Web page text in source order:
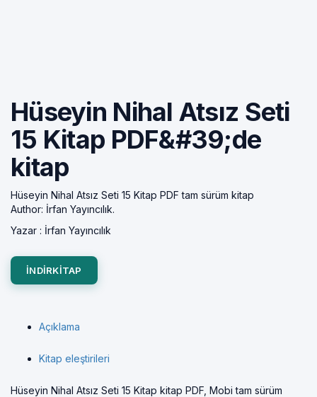
Hüseyin Nihal Atsız Seti
15 Kitap PDF&#39;de
kitap
Hüseyin Nihal Atsız Seti 15 Kitap PDF tam sürüm kitap
Author: İrfan Yayıncılık.
Yazar : İrfan Yayıncılık
INDIRKITAP
Açıklama
Kitap eleştirileri
Hüseyin Nihal Atsız Seti 15 Kitap kitap PDF, Mobi tam sürüm